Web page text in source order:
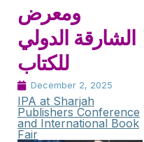
ومعرض
الشارقة الدولي
للكتاب
December 2, 2025
IPA at Sharjah
Publishers Conference
and International Book
Fair